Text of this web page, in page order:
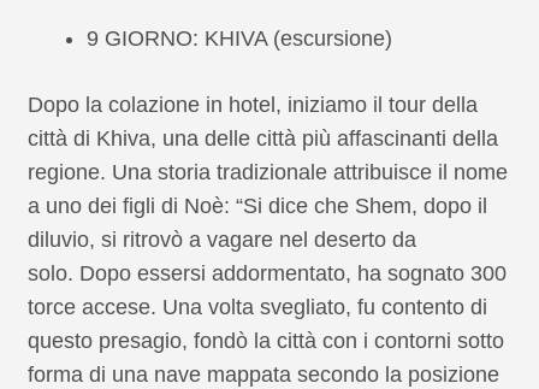
9 GIORNO: KHIVA (escursione)
Dopo la colazione in hotel, iniziamo il tour della
città di Khiva, una delle città più affascinanti della
regione. Una storia tradizionale attribuisce il nome
a uno dei figli di Noè: “Si dice che Shem, dopo il
diluvio, si ritrovò a vagare nel deserto da
solo. Dopo essersi addormentato, ha sognato 300
torce accese. Una volta svegliato, fu contento di
questo presagio, fondò la città con i contorni sotto
forma di una nave mappata secondo la posizione